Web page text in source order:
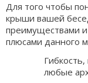
Для того чтобы
крыши вашей
преимуществами
плюсами данного
любые